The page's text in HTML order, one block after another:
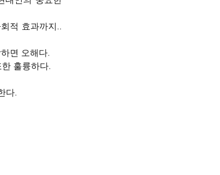
적 효과까지..
면 오해다.
훌륭하다.
다.